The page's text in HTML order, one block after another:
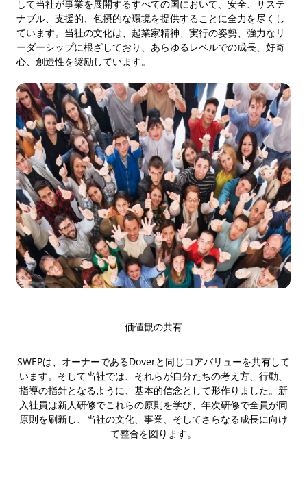
して当社が事業を展開するすべての国において、安全、サステ
ナブル、支援的、包摂的な環境を提供することに全力を尽くし
ています。当社の文化は、起業家精神、実行の姿勢、強力なリ
ーダーシップに根ざしており、あらゆるレベルでの成長、好奇
心、創造性を奨励しています。
価値観の共有
SWEPは、オーナーであるDoverと同じコアバリューを共有して
います。そして当社では、それらが自分たちの考え方、行動、
指導の指針となるように、基本的信念として形作りました。新
入社員は新人研修でこれらの原則を学び、年次研修で全員が同
原則を刷新し、当社の文化、事業、そしてさらなる成長に向け
て整合を図ります。